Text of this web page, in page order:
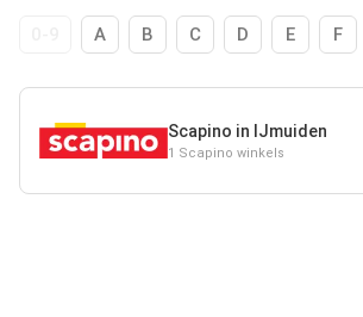
A B C D E F
Scapino in IJmuiden
1 Scapino winkels